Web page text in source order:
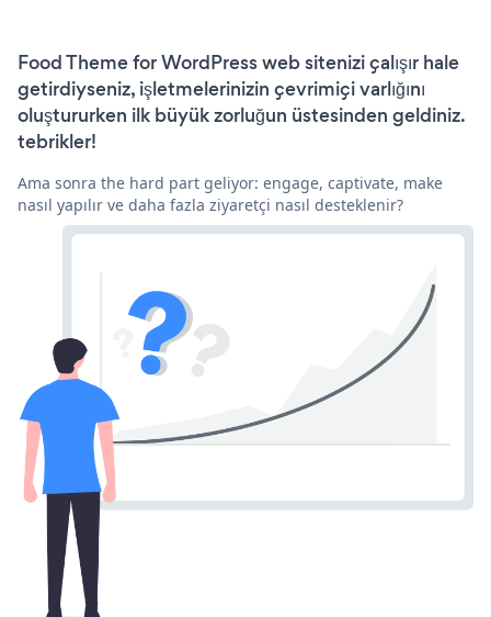
Food Theme for WordPress web sitenizi çalışır hale
getirdiyseniz, işletmelerinizin çevrimiçi varlığını
oluştururken ilk büyük zorluğun üstesinden geldiniz.
tebrikler!
Ama sonra the hard part geliyor: engage, captivate, make
nasıl yapılır ve daha fazla ziyaretçi nasıl desteklenir?